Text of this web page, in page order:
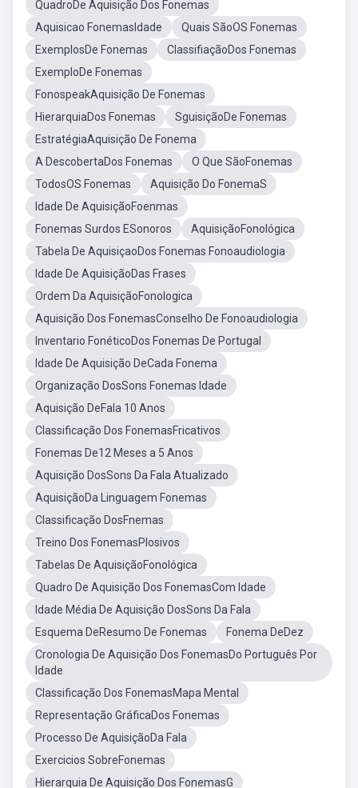
QuadroDe Aquisição Dos Fonemas
Aquisicao FonemasIdade
Quais SãoOS Fonemas
ExemplosDe Fonemas
ClassifiaçãoDos Fonemas
ExemploDe Fonemas
FonospeakAquisição De Fonemas
HierarquiaDos Fonemas
SguisiçãoDe Fonemas
EstratégiaAquisição De Fonema
A DescobertaDos Fonemas
O Que SãoFonemas
TodosOS Fonemas
Aquisição Do FonemaS
Idade De AquisiçãoFoenmas
Fonemas Surdos ESonoros
AquisiçãoFonológica
Tabela De AquisiçaoDos Fonemas Fonoaudiologia
Idade De AquisiçãoDas Frases
Ordem Da AquisiçãoFonologica
Aquisição Dos FonemasConselho De Fonoaudiologia
Inventario FonéticoDos Fonemas De Portugal
Idade De Aquisição DeCada Fonema
Organização DosSons Fonemas Idade
Aquisição DeFala 10 Anos
Classificação Dos FonemasFricativos
Fonemas De12 Meses a 5 Anos
Aquisição DosSons Da Fala Atualizado
AquisiçãoDa Linguagem Fonemas
Classificação DosFnemas
Treino Dos FonemasPlosivos
Tabelas De AquisiçãoFonológica
Quadro De Aquisição Dos FonemasCom Idade
Idade Média De Aquisição DosSons Da Fala
Esquema DeResumo De Fonemas
Fonema DeDez
Cronologia De Aquisição Dos FonemasDo Português Por
Idade
Classificação Dos FonemasMapa Mental
Representação GráficaDos Fonemas
Processo De AquisiçãoDa Fala
Exercicios SobreFonemas
Hierarquia De Aquisição Dos FonemasG